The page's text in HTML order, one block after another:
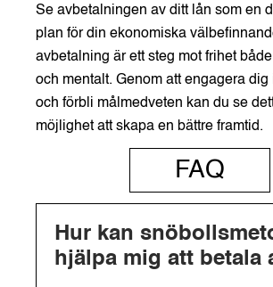
Se avbetalningen av ditt lån som en
plan för din ekonomiska
avbetalning är ett steg mot frihet
och mentalt. Genom att engagera dig
och förbli målmedveten kan du se
möjlighet att skapa en bättre framtid.
FAQ
Hur kan
hjälpa mig att betala